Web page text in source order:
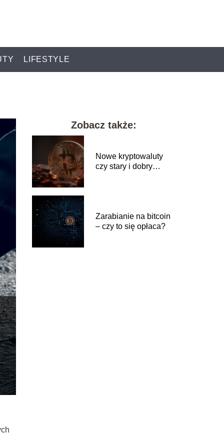
LIFESTYLE
Zobacz także:
Nowe kryptowaluty
czy stary i dobry
Zarabianie na bitcoin
– czy to się opłaca?